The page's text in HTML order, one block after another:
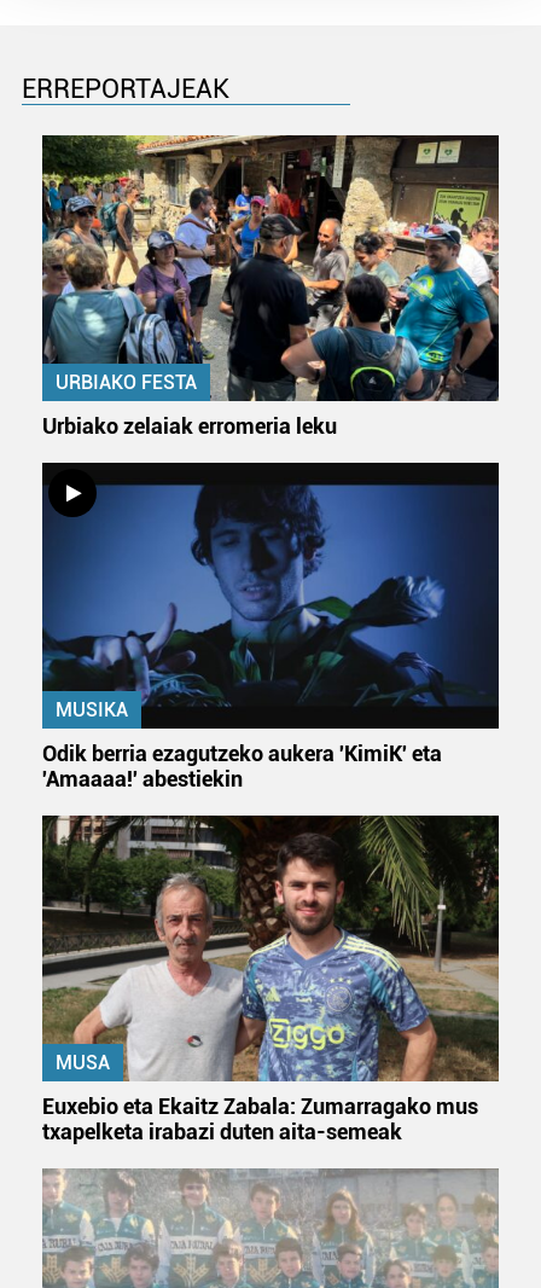
pertsonalizatuak eskaintzeko, iragarkiak eta edukia
produktuak garatzeko. Zure datuak nork eta zertarako
erabiltzen dituen hauta dezakezu.
Bazkide batzuek ez dizute baimenik eskatzen, eta beren
interes komertzial legitimoetan babesten dira. Ikusi gure
bazkideen zerrenda, beren ustez zein helburutarako
duten interes legitimoa eta horren aurka nola egin
dezakezun ikusteko.
Lortu zure datu pertsonalak prozesatzeko moduari
zure baimena Cookieen adierazpenean.
Webgune honek cookie propioak eta hirugarrenen cookie-
fitxategiak erabiltzen ditu. Zure esperientzia eta
zerbitzuak hobetzeko asmoz, cookie teknologiaz
baliatzen gara. Ohar hau onartuz gero, teknologia hori
erabiltzeko baimen esplizitua ematen diguzu.Gehiago
irakurri
ERREPORTAJEAK
URBIAKO FESTA
Urbiako zelaiak erromeria leku
MUSIKA
Odik berria ezagutzeko aukera 'KimiK' eta
'Amaaaa!' abestiekin
MUSA
Euxebio eta Ekaitz Zabala: Zumarragako mus
txapelketa irabazi duten aita-semeak